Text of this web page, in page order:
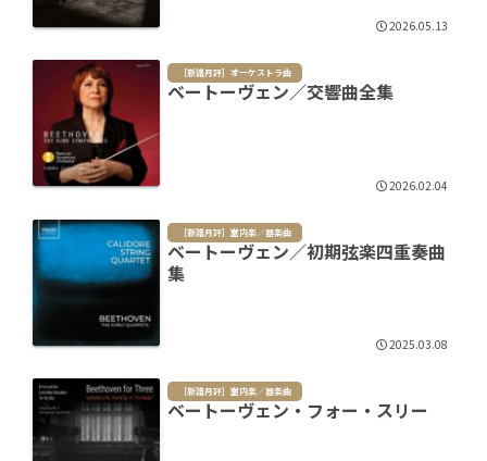
2026.05.13
［新譜月評］オーケストラ曲
ベートーヴェン／交響曲全集
2026.02.04
［新譜月評］室内楽／器楽曲
ベートーヴェン／初期弦楽四重奏曲
集
2025.03.08
［新譜月評］室内楽／器楽曲
ベートーヴェン・フォー・スリー